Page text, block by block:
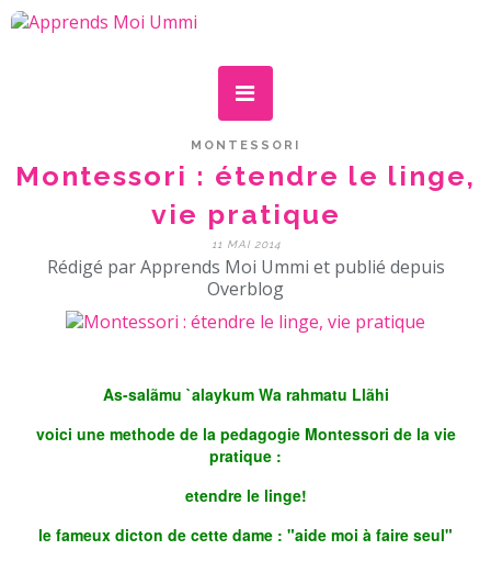
MONTESSORI
Montessori : étendre le linge,
vie pratique
11 MAI 2014
Rédigé par Apprends Moi Ummi et publié depuis
Overblog
As-salãmu `alaykum Wa rahmatu Llãhi
voici une methode de la pedagogie Montessori de la vie
pratique :
etendre le linge!
le fameux dicton de cette dame : "aide moi à faire seul"